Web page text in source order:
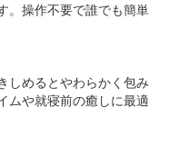
。操作不要で誰でも簡単
しめるとやわらかく包み
ムや就寝前の癒しに最適